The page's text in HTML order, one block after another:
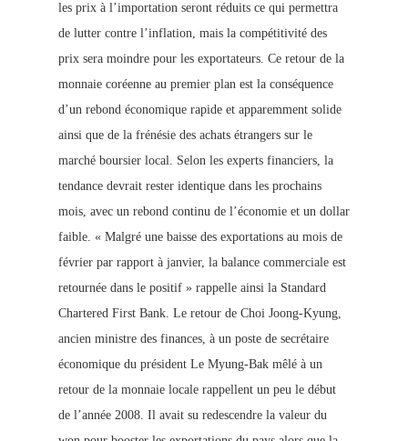
les prix à l’importation seront réduits ce qui permettra
de lutter contre l’inflation, mais la compétitivité des
prix sera moindre pour les exportateurs. Ce retour de la
monnaie coréenne au premier plan est la conséquence
d’un rebond économique rapide et apparemment solide
ainsi que de la frénésie des achats étrangers sur le
marché boursier local. Selon les experts financiers, la
tendance devrait rester identique dans les prochains
mois, avec un rebond continu de l’économie et un dollar
faible. « Malgré une baisse des exportations au mois de
février par rapport à janvier, la balance commerciale est
retournée dans le positif » rappelle ainsi la Standard
Chartered First Bank. Le retour de Choi Joong-Kyung,
ancien ministre des finances, à un poste de secrétaire
économique du président Le Myung-Bak mêlé à un
retour de la monnaie locale rappellent un peu le début
de l’année 2008. Il avait su redescendre la valeur du